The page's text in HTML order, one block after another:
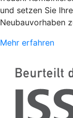
und setzen Sie
Neubauvorhaben
Mehr erfahren